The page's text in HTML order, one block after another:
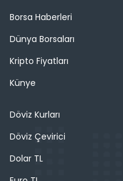
Borsa Haberleri
Dünya Borsaları
Kripto Fiyatları
Künye
Döviz Kurları
Döviz Çevirici
Dolar TL